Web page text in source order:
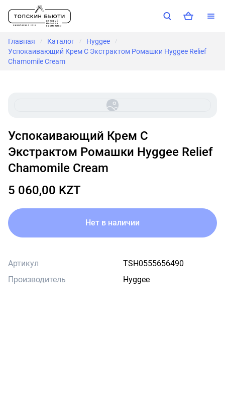
Главная / Каталог / Hyggee /
Успокаивающий Крем С Экстрактом Ромашки Hyggee Relief
Chamomile Cream
Успокаивающий Крем С
Экстрактом Ромашки Hyggee Relief
Chamomile Cream
5 060,00 KZT
Нет в наличии
Артикул
TSH0555656490
Производитель
Hyggee